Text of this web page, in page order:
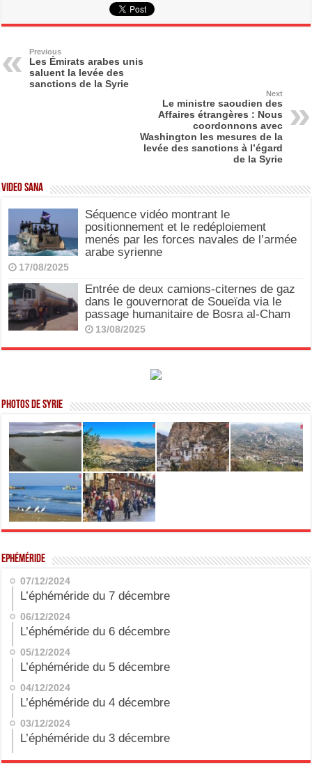
b
o
d
o
ail ar
Previous
Les Émirats arabes unis
saluent la levée des
sanctions de la Syrie
Next
Le ministre saoudien des
Affaires étrangères : Nous
coordonnons avec
Washington les mesures de la
levée des sanctions à l’égard
de la Syrie
Video SANA
Séquence vidéo montrant le
positionnement et le redéploiement
menés par les forces navales de l’armée
arabe syrienne
17/08/2025
Entrée de deux camions-citernes de gaz
dans le gouvernorat de Soueïda via le
passage humanitaire de Bosra al-Cham
13/08/2025
Photos de Syrie
Ephéméride
07/12/2024
L’éphéméride du 7 décembre
06/12/2024
L’éphéméride du 6 décembre
05/12/2024
L’éphéméride du 5 décembre
04/12/2024
L’éphéméride du 4 décembre
03/12/2024
L’éphéméride du 3 décembre